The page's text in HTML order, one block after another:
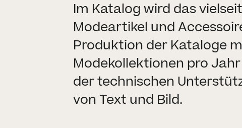
Im Katalog wird das
Modeartikel und
Produktion der Kataloge
Modekollektionen pro
der technischen
von Text und Bild.